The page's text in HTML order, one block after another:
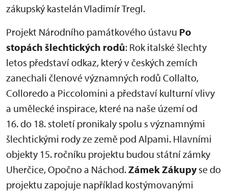
zákupský kastelán Vladimír Tregl.
Projekt Národního památkového ústavu Po
stopách šlechtických rodů: Rok italské šlechty
letos představí odkaz, který v českých zemích
zanechali členové významných rodů Collalto,
Colloredo a Piccolomini a představí kulturní vlivy
a umělecké inspirace, které na naše území od
16. do 18. století pronikaly spolu s významnými
šlechtickými rody ze země pod Alpami. Hlavními
objekty 15. ročníku projektu budou státní zámky
Uherčice, Opočno a Náchod.Zámek Zákupyse do
projektu zapojuje například kostýmovanými